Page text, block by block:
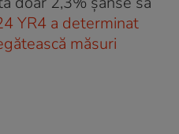
YR4 a determinat
măsuri